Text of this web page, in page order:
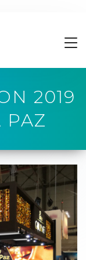
2019
PAZ